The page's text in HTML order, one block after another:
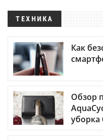
ТЕХНИКА
Как
Обзор
уборка